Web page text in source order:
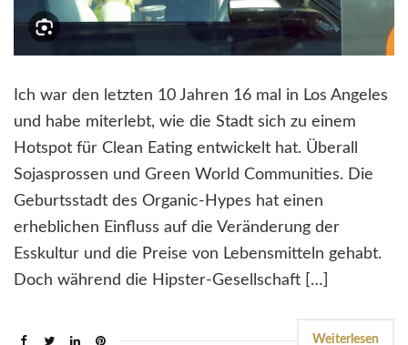
Ich war den letzten 10 Jahren 16 mal in Los Angeles
und habe miterlebt, wie die Stadt sich zu einem
Hotspot für Clean Eating entwickelt hat. Überall
Sojasprossen und Green World Communities. Die
Geburtsstadt des Organic-Hypes hat einen
erheblichen Einfluss auf die Veränderung der
Esskultur und die Preise von Lebensmitteln gehabt.
Doch während die Hipster-Gesellschaft […]
Weiterlesen